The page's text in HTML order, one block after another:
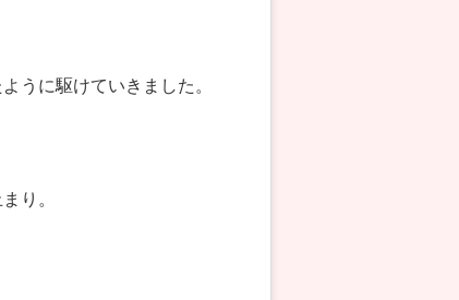
うに駆けていきました。
り。